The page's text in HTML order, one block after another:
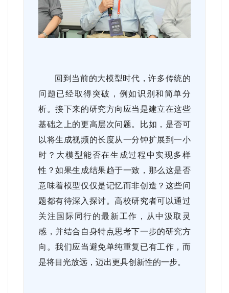
回到当前的大模型时代，许多传统的
问题已经取得突破，例如识别和简单分
析。接下来的研究方向应当是建立在这些
基础之上的更高层次问题。比如，是否可
以将生成视频的长度从一分钟扩展到一小
时？大模型能否在生成过程中实现多样
性？如果生成结果趋于一致，那么这是否
意味着模型仅仅是记忆而非创造？这些问
题都有待深入探讨。高校研究者可以通过
关注国际同行的最新工作，从中汲取灵
感，并结合自身特点思考下一步的研究方
向。我们应当避免单纯重复已有工作，而
是将目光放远，迈出更具创新性的一步。